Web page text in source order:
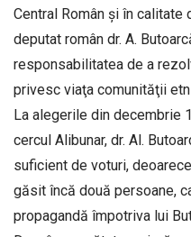
Central Român şi în
deputat român dr. A.
responsabilitatea de a
privesc viaţa comunităţii
La alegerile din decembrie
cercul Alibunar, dr. Al.
suficient de voturi,
găsit încă două persoane,
propagandă împotriva lui